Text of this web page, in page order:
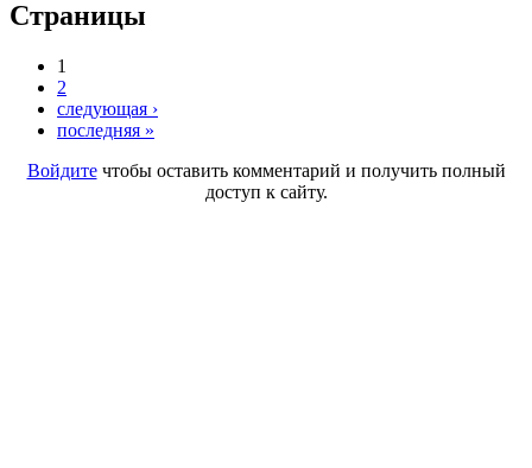
Страницы
1
2
следующая ›
последняя »
Войдитечтобы оставить комментарий и получить полный
доступ к сайту.